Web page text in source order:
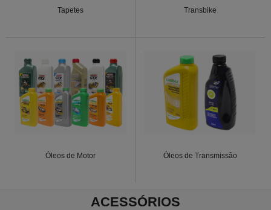
Tapetes Transbike
Óleos de Motor Óleos de Transmissão
ACESSÓRIOS